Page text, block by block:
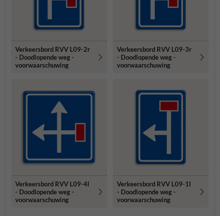
Verkeersbord RVV L09-2r
- Doodlopende weg -
voorwaarschuwing
Verkeersbord RVV L09-3r
- Doodlopende weg -
voorwaarschuwing
Verkeersbord RVV L09-4l
- Doodlopende weg -
voorwaarschuwing
Verkeersbord RVV L09-1l
- Doodlopende weg -
voorwaarschuwing